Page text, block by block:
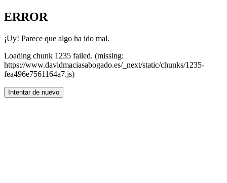
ERROR
¡Uy! Parece que algo ha ido mal.
Loading chunk 1235 failed. (missing:
https://www.davidmaciasabogado.es/_next/static/chunks/1235-
fea496e7561164a7.js)
Intentar de nuevo